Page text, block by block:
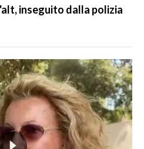
inseguito dalla polizia